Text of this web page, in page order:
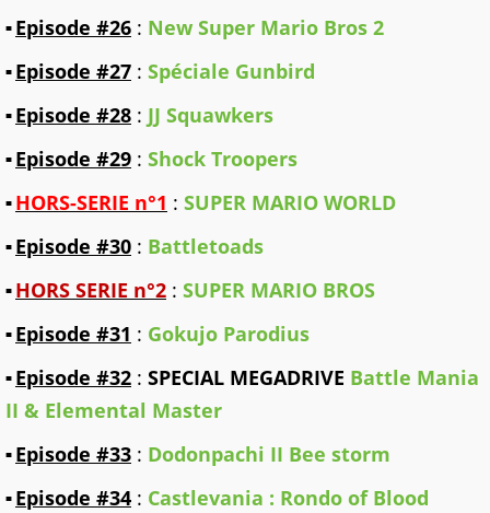
Episode #26 : New Super Mario Bros 2
Episode #27 : Spéciale Gunbird
Episode #28 : JJ Squawkers
Episode #29 : Shock Troopers
HORS-SERIE n°1 : SUPER MARIO WORLD
Episode #30 : Battletoads
HORS SERIE n°2 : SUPER MARIO BROS
Episode #31 : Gokujo Parodius
Episode #32 : SPECIAL MEGADRIVE Battle Mania
II & Elemental Master
Episode #33 : Dodonpachi II Bee storm
Episode #34 : Castlevania : Rondo of Blood